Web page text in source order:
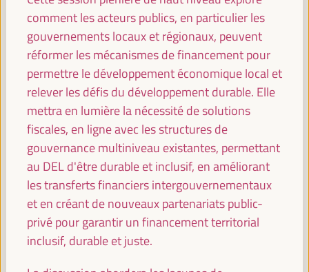
Panneau de dialogue
Sala Bruselas -09:30 11:00 Axe 3
Expériences mondiales en matière de banque
publique, de banque éthique et de crédits locaux
pour le financement des territoires
Panneau de dialogue
Sala Madrid - 09:3011:00 Axe 1
Stratégies LED et coopération transfrontalière :
Fédérer les territoires
Panel sur les bonnes pratiques
11:00
comment les acteurs publics, en particulier les
gouvernements locaux et régionaux, peuvent
réformer les mécanismes de financement pour
permettre le développement économique local et
relever les défis du développement durable. Elle
mettra en lumière la nécessité de solutions
fiscales, en ligne avec les structures de
gouvernance multiniveau existantes, permettant
au DEL d'être durable et inclusif, en améliorant
les transferts financiers intergouvernementaux
et en créant de nouveaux partenariats public-
privé pour garantir un financement territorial
inclusif, durable et juste.